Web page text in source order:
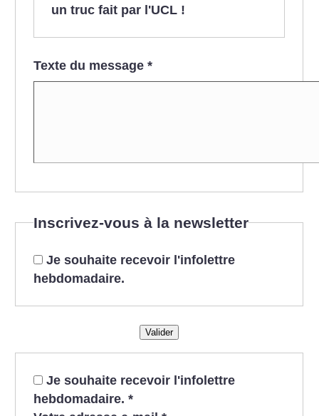
un truc fait par l'UCL !
Texte du message*
Inscrivez-vous à la newsletter
Je souhaite recevoir l'infolettre
hebdomadaire.
Valider
Je souhaite recevoir l'infolettre
hebdomadaire. *